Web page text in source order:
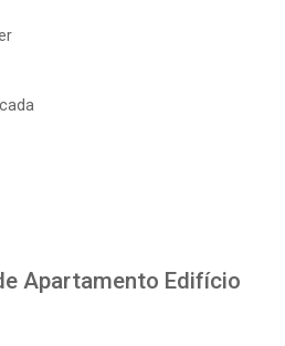
Apartamento Edifício